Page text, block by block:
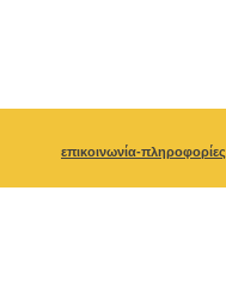
επικοινωνία-πληροφορίες